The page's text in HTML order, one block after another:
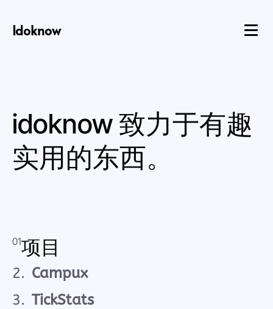
Idoknow
idoknow致力于有趣
实用的东西。
01项目
Campux
TickStats